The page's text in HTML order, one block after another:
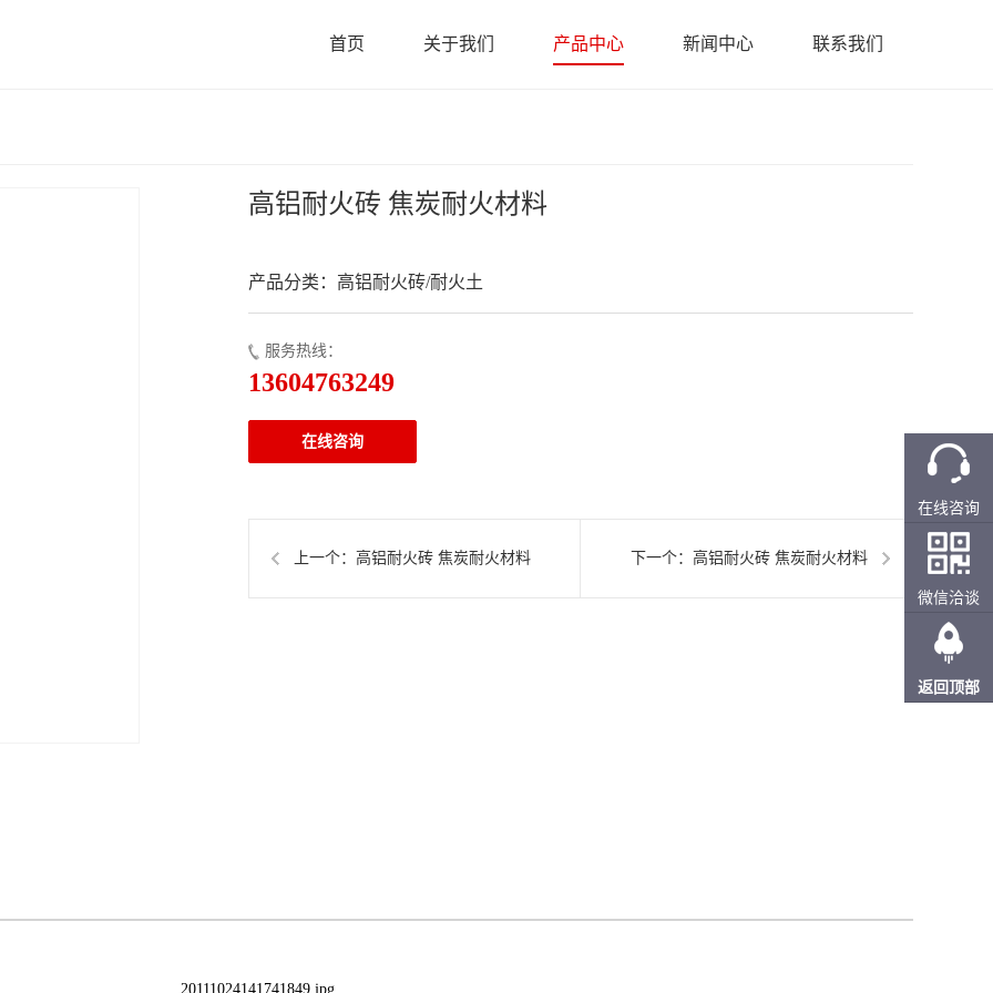
首页 关于我们 产品中心 新闻中心 联系我们
高铝耐火砖 焦炭耐火材料
产品分类：高铝耐火砖/耐火土
服务热线：
13604763249
在线咨询
上一个： 高铝耐火砖 焦炭耐火材料 下一个： 高铝耐火砖 焦炭耐火材料
在线咨询
微信洽谈
返回顶部